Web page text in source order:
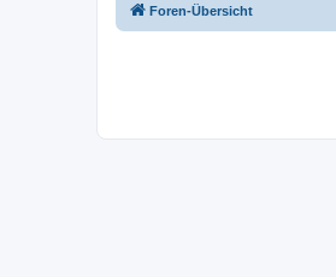
Foren-Übersicht